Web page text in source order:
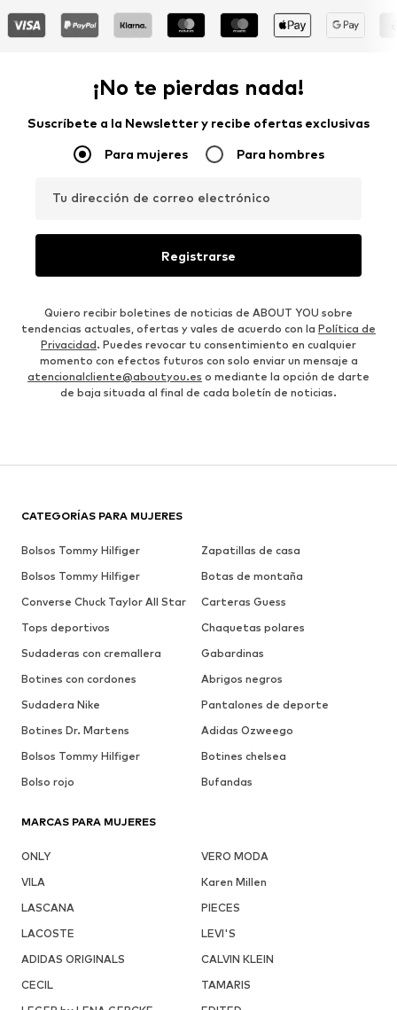
¡No te pierdas nada!
Suscríbete a la Newsletter y recibe ofertas exclusivas
Para mujeres Para hombres
Tu dirección de correo electrónico
Registrarse
Quiero recibir boletines de noticias de ABOUT YOU sobre
tendencias actuales, ofertas y vales de acuerdo con la Política de
Privacidad. Puedes revocar tu consentimiento en cualquier
momento con efectos futuros con solo enviar un mensaje a
atencionalcliente@aboutyou.es o mediante la opción de darte
de baja situada al final de cada boletín de noticias.
CATEGORÍAS PARA MUJERES
Bolsos Tommy Hilfiger
Zapatillas de casa
Bolsos Tommy Hilfiger
Botas de montaña
Converse Chuck Taylor All Star
Carteras Guess
Tops deportivos
Chaquetas polares
Sudaderas con cremallera
Gabardinas
Botines con cordones
Abrigos negros
Sudadera Nike
Pantalones de deporte
Botines Dr. Martens
Adidas Ozweego
Bolsos Tommy Hilfiger
Botines chelsea
Bolso rojo
Bufandas
MARCAS PARA MUJERES
ONLY
VERO MODA
VILA
Karen Millen
LASCANA
PIECES
LACOSTE
LEVI'S
ADIDAS ORIGINALS
CALVIN KLEIN
CECIL
TAMARIS